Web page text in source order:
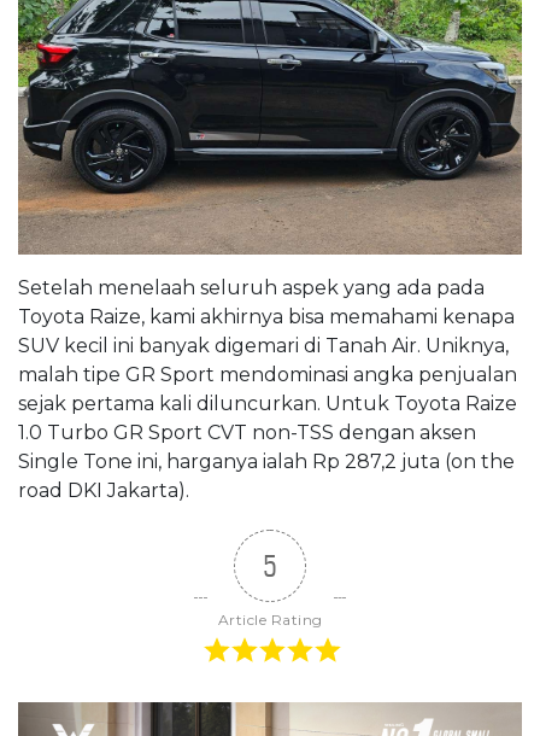
Setelah menelaah seluruh aspek yang ada pada
Toyota Raize, kami akhirnya bisa memahami kenapa
SUV kecil ini banyak digemari di Tanah Air. Uniknya,
malah tipe GR Sport mendominasi angka penjualan
sejak pertama kali diluncurkan. Untuk Toyota Raize
1.0 Turbo GR Sport CVT non-TSS dengan aksen
Single Tone ini, harganya ialah Rp 287,2 juta (on the
road DKI Jakarta).
5
Article Rating